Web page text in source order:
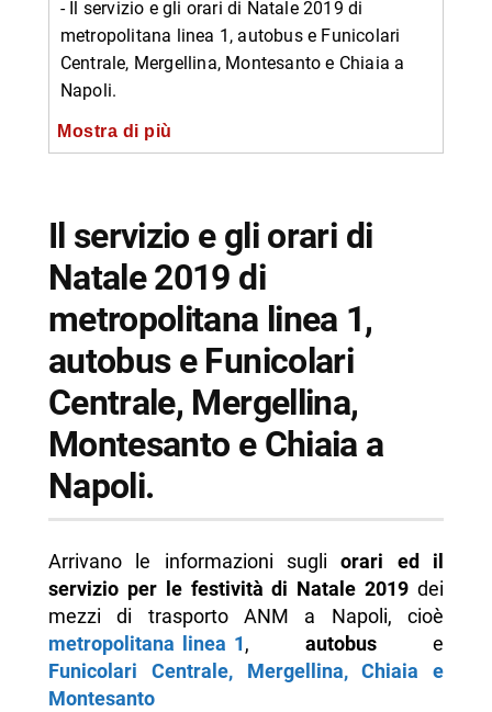
- Il servizio e gli orari di Natale 2019 di
metropolitana linea 1, autobus e Funicolari
Centrale, Mergellina, Montesanto e Chiaia a
Napoli.
-- Metropolitana linea 1
Mergellina
-- Parcheggi
-- Ascensori Chiaia, Ventaglieri, Sanità e Acton
-- Scopri di più da Napolike.it
Mostra di più
Il servizio e gli orari di
Natale 2019 di
metropolitana linea 1,
autobus e Funicolari
Centrale, Mergellina,
Montesanto e Chiaia a
Napoli.
Arrivano le informazioni sugliorari ed il
servizio per le festività di Natale 2019 dei
mezzi di trasporto ANM a Napoli, cioè
metropolitana linea 1, autobus e
Funicolari Centrale, Mergellina, Chiaia e
Montesanto